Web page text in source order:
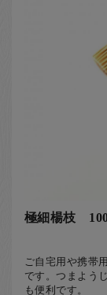
極細楊枝
ご自宅用や携帯
です。つまよう
も便利です。